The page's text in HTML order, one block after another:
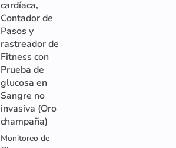
cardíaca,
Contador de
Pasos y
rastreador de
Fitness con
Prueba de
glucosa en
Sangre no
invasiva (Oro
champaña)
Monitoreo de